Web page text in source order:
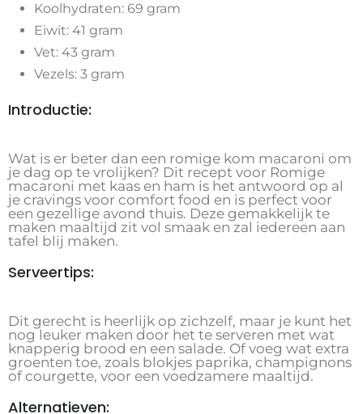
Koolhydraten: 69 gram
Eiwit: 41 gram
Vet: 43 gram
Vezels: 3 gram
Introductie:
Wat is er beter dan een romige kom macaroni om
je dag op te vrolijken? Dit recept voor Romige
macaroni met kaas en ham is het antwoord op al
je cravings voor comfort food en is perfect voor
een gezellige avond thuis. Deze gemakkelijk te
maken maaltijd zit vol smaak en zal iedereen aan
tafel blij maken.
Serveertips:
Dit gerecht is heerlijk op zichzelf, maar je kunt het
nog leuker maken door het te serveren met wat
knapperig brood en een salade. Of voeg wat extra
groenten toe, zoals blokjes paprika, champignons
of courgette, voor een voedzamere maaltijd.
Alternatieven: